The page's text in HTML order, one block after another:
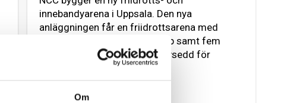
Om
innebandyarena i Uppsala. Den nya
anläggningen får en friidrottsarena med
löparbana för 200-meterslopp samt fem
innebandyhallar varav en är avsedd för